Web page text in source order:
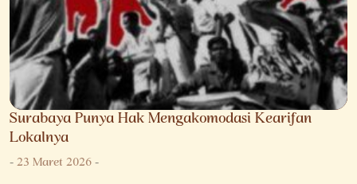
Surabaya Punya Hak Mengakomodasi Kearifan
Lokalnya
-23 Maret 2026-